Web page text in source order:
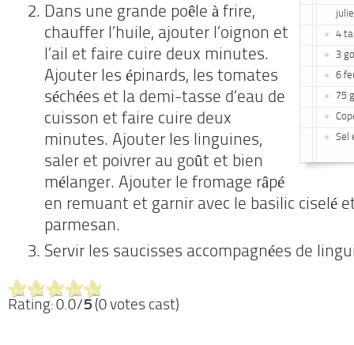
4
3
6
75
Sel
Dans une grande poêle à frire,
chauffer l’huile, ajouter l’oignon et
l’ail et faire cuire deux minutes.
Ajouter les épinards, les tomates
séchées et la demi-tasse d’eau de
cuisson et faire cuire deux
minutes. Ajouter les linguines,
saler et poivrer au goût et bien
mélanger. Ajouter le fromage râpé
en remuant et garnir avec le basilic ciselé
parmesan.
Servir les saucisses accompagnées de
Rating: 0.0/5 (0 votes cast)